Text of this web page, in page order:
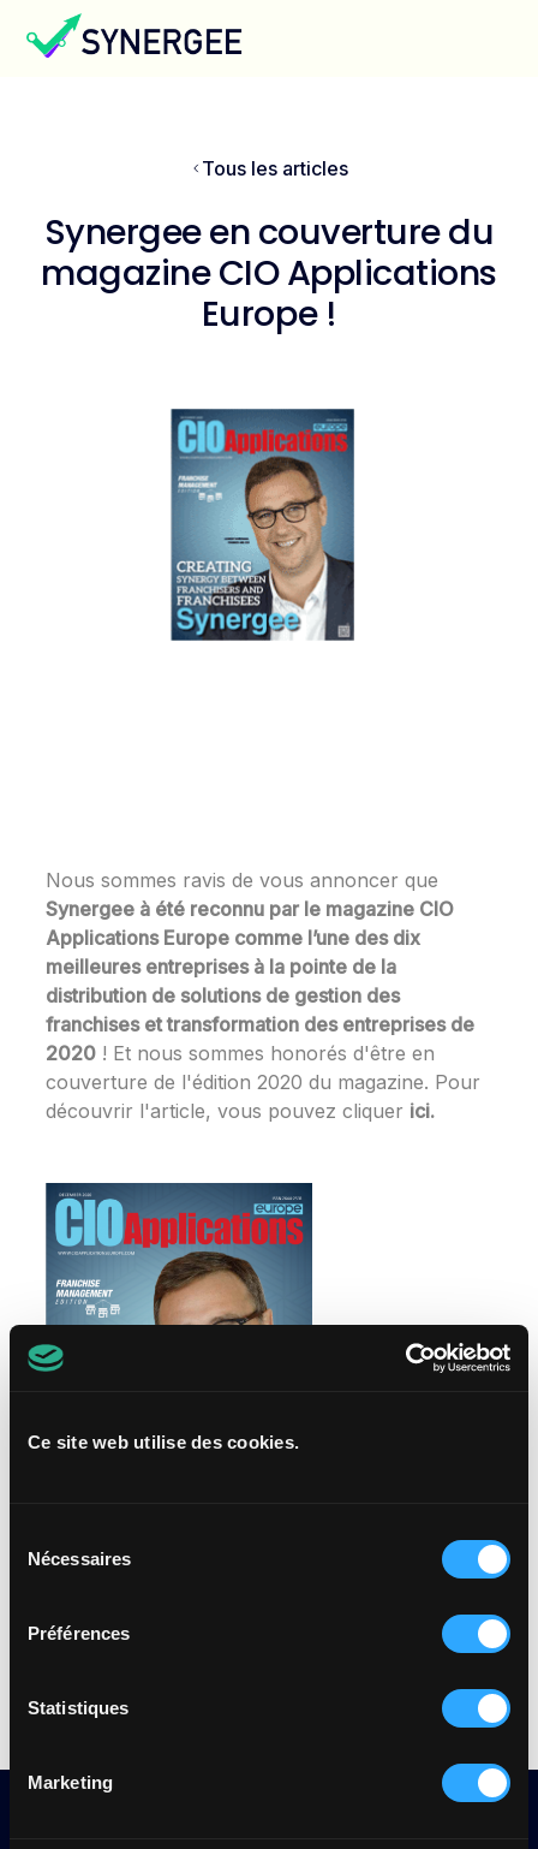
Ce site web utilise des cookies.
Nécessaires
Préférences
Statistiques
Marketing
Tous les articles
Synergee en couverture du
magazine CIO Applications
Europe !
Nous sommes ravis de vous annoncer que
Synergee à été reconnu par le magazine CIO
Applications Europe comme l’une des dix
meilleures entreprises à la pointe de la
distribution de solutions de gestion des
franchises et transformation des entreprises de
2020 ! Et nous sommes honorés d'être en
couverture de l'édition 2020 du magazine. Pour
découvrir l'article, vous pouvez cliquer ici.
cliquant